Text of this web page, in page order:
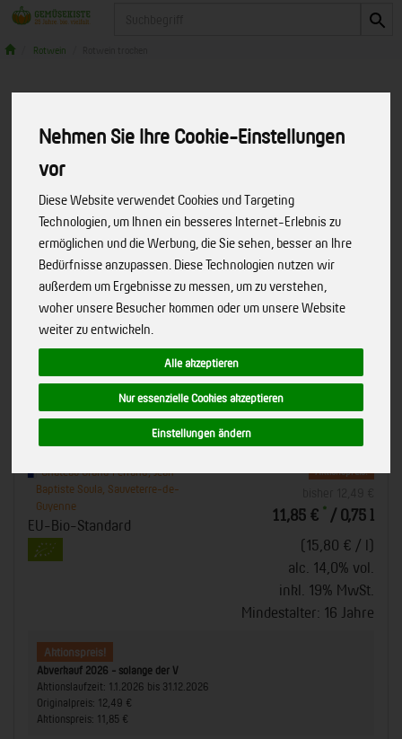
Nehmen Sie Ihre Cookie-Einstellungen
vor
Diese Website verwendet Cookies und Targeting
Technologien, um Ihnen ein besseres Internet-Erlebnis zu
ermöglichen und die Werbung, die Sie sehen, besser an Ihre
Bedürfnisse anzupassen. Diese Technologien nutzen wir
außerdem um Ergebnisse zu messen, um zu verstehen,
woher unsere Besucher kommen oder um unsere Website
weiter zu entwickeln.
Alle akzeptieren
Nur essenzielle Cookies akzeptieren
Einstellungen ändern
Rotwein
Bordeaux Supérieur Rouge (Château
Grand Ferrand)
16044
Château Grand Ferrand, Jean-
Baptiste Soula, Sauveterre-de-
Guyenne
EU-Bio-Standard
Aktionspreis!
11,85 € * / 0,75 l
(15,80 € / l)
alc. 14,0% vol.
inkl. 19% MwSt.
Mindestalter: 16 Jahre
Aktionspreis!
Abverkauf 2026 - solange der V
Aktionslaufzeit: 1.1.2026 bis 31.12.2026
Originalpreis: 12,49 €
Aktionspreis: 11,85 €